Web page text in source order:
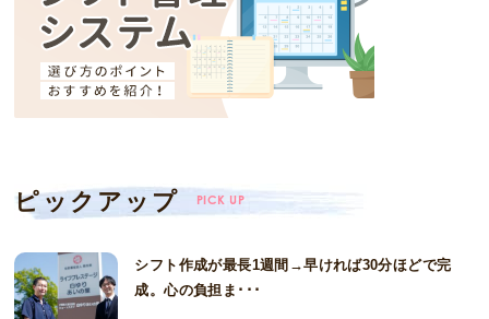
ピックアップ PICK UP
シフト作成が最長1週間→早ければ30分ほどで完
成。心の負担ま･･･